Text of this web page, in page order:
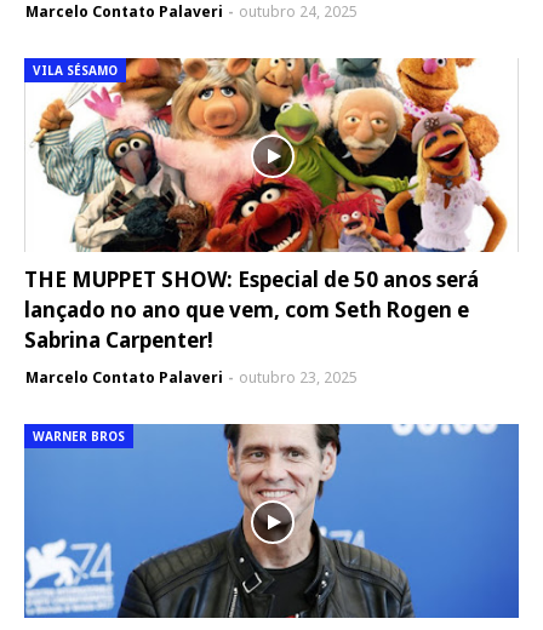
Marcelo Contato Palaveri outubro 24, 2025
VILA SÉSAMO
THE MUPPET SHOW: Especial de 50 anos será
lançado no ano que vem, com Seth Rogen e
Sabrina Carpenter!
Marcelo Contato Palaveri outubro 23, 2025
WARNER BROS